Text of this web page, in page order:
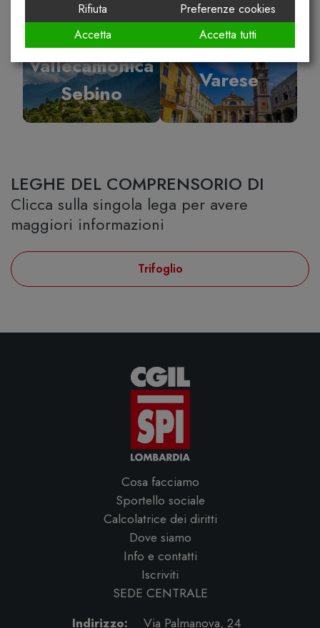
Vallecamonica
Sebino
Varese
LEGHE DEL COMPRENSORIO DI
Clicca sulla singola lega per avere
maggiori informazioni
Trifoglio
Cosa facciamo
Sportello sociale
Calcolatrice dei diritti
Dove siamo
Info e contatti
Iscriviti
SEDE CENTRALE
Indirizzo:
Via Palmanova, 24
Rifiuta
Preferenze cookies
Accetta
Accetta tutti